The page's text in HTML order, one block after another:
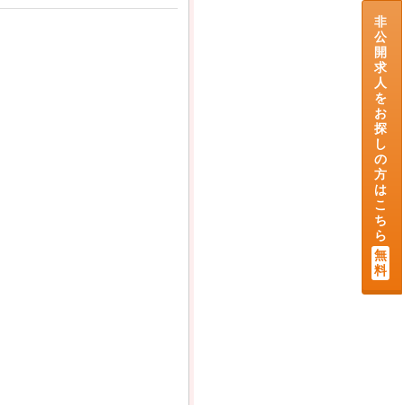
非
公
開
求
人
を
お
探
し
の
方
は
こ
ち
ら
無
料